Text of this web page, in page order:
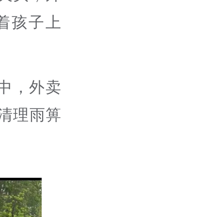
孩子上
，外卖
理雨箅